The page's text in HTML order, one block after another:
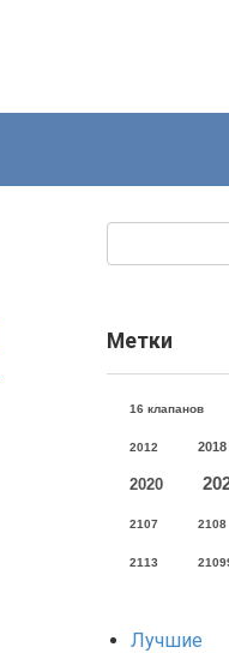
Метки
16 клапанов
2012 2018
2020
2107 2108
2113
Лучшие